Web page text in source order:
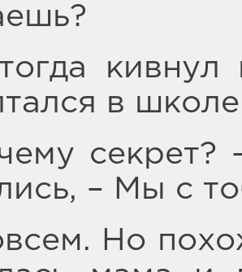
в
секрет?
– Мы с
Но